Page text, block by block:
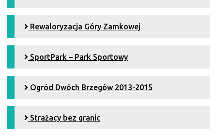
Rewaloryzacja Góry Zamkowej
SportPark – Park Sportowy
Ogród Dwóch Brzegów 2013-2015
Strażacy bez granic